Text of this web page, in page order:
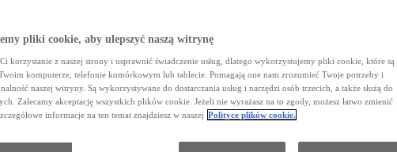
pliki cookie, aby ulepszyć naszą witrynę
korzystanie z naszej strony i usprawnić świadczenie usług, dlatego wykorzystujemy pliki cookie, które są
komputerze, telefonie komórkowym lub tablecie. Pomagają one nam zrozumieć Twoje potrzeby i
naszej witryny. Są wykorzystywane do dostarczania usług i narzędzi osób trzecich, a także służą do
Zalecamy akceptację wszystkich plików cookie. Jeżeli nie wyrażasz na to zgody, możesz łatwo zmienić
informacje na ten temat znajdziesz w naszej Polityce plików cookie.